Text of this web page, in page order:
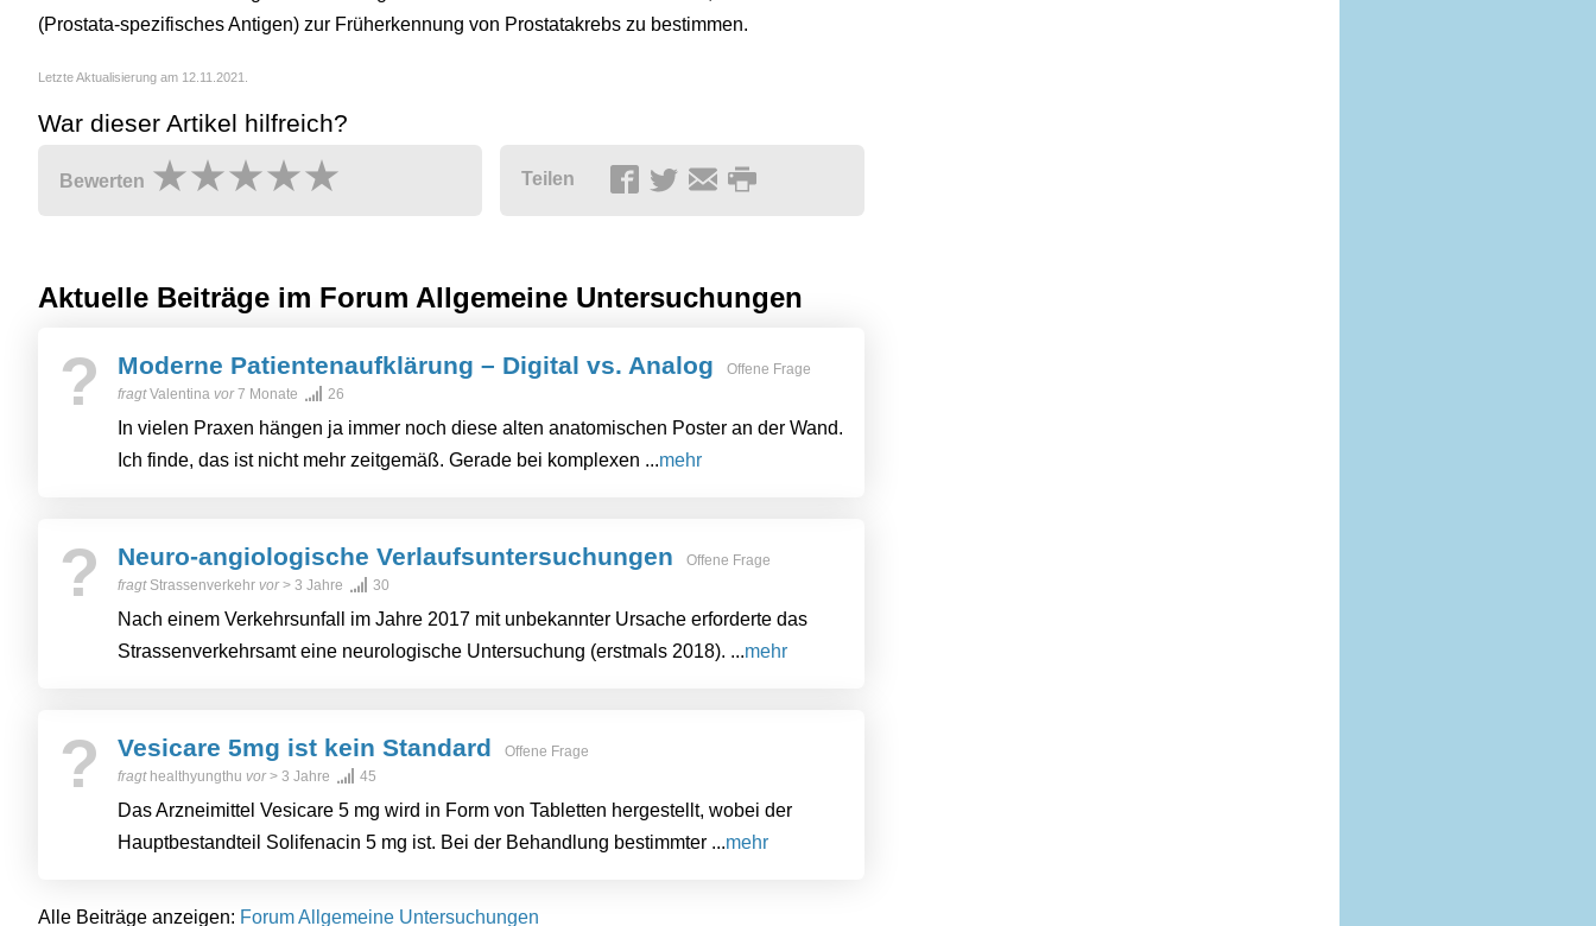
(Prostata-spezifisches Antigen) zur Früherkennung von Prostatakrebs zu bestimmen.
Letzte Aktualisierung am 12.11.2021.
War dieser Artikel hilfreich?
Bewerten Teilen
Aktuelle Beiträge im Forum Allgemeine Untersuchungen
? Moderne Patientenaufklärung – Digital vs. Analog
Offene Frage
fragtValentina vor7 Monate 26
In vielen Praxen hängen ja immer noch diese alten anatomischen Poster an der Wand.
Ich finde, das ist nicht mehr zeitgemäß. Gerade bei komplexen ...mehr
? Neuro-angiologische Verlaufsuntersuchungen
Offene Frage
fragt Strassenverkehr vor> 3 Jahre 30
Nach einem Verkehrsunfall im Jahre 2017 mit unbekannter Ursache erforderte das
Strassenverkehrsamt eine neurologische Untersuchung (erstmals 2018). ...mehr
? Vesicare 5mg ist kein Standard
Offene Frage
fragt healthyungthu vor> 3 Jahre 45
Das Arzneimittel Vesicare 5 mg wird in Form von Tabletten hergestellt, wobei der
Hauptbestandteil Solifenacin 5 mg ist. Bei der Behandlung bestimmter ...mehr
Alle Beiträge anzeigen: Forum Allgemeine Untersuchungen